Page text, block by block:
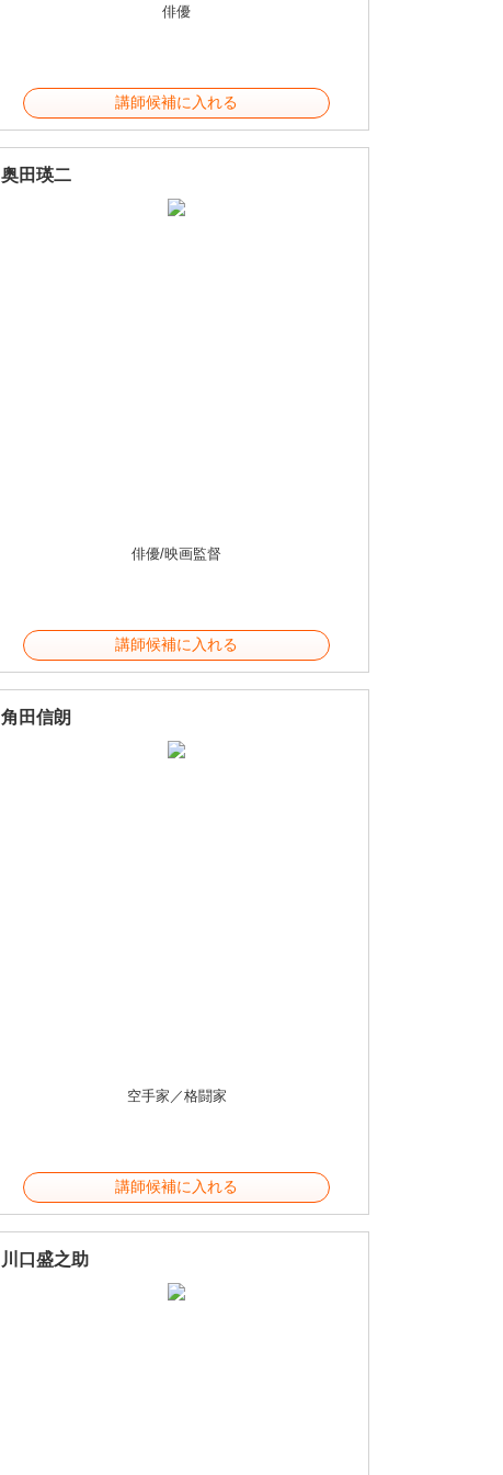
俳優
講師候補に入れる
奥田瑛二
俳優/映画監督
講師候補に入れる
角田信朗
空手家／格闘家
講師候補に入れる
川口盛之助